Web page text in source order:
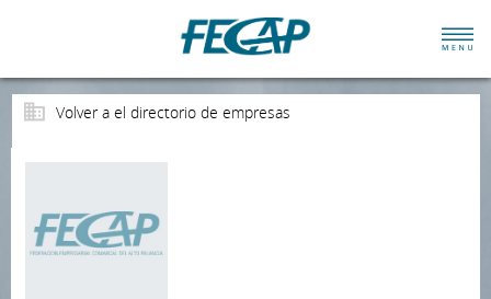
Volver a el directorio de empresas